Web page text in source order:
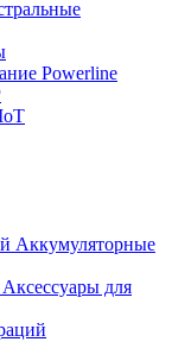
Powerline
Аккумуляторные
Аксессуары для